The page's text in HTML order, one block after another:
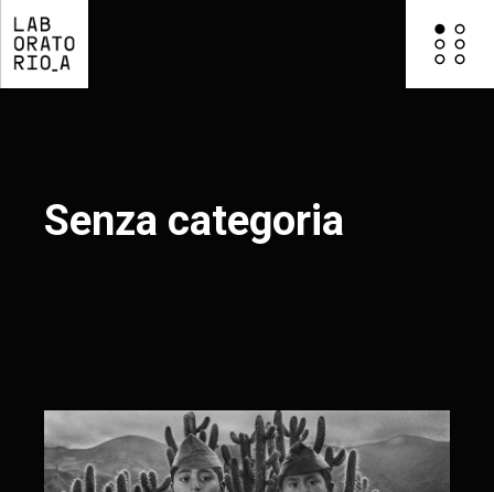
Senza categoria